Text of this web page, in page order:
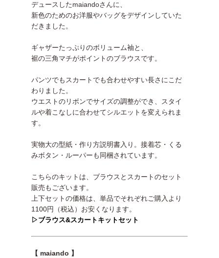
デュースしたmaiandoさんに、
新色のためのお洋服やバッグをデザインしていた
だきました。
ギャザーたっぷりのボリューム袖と、
裾の三角マチがポイントのブラウスです。
パンツでもスカートでも合わせやすい長さにこだ
わりました。
ウエストのリボンでサイズの調整ができ、スタイ
ルや着こなしに合わせてシルエットを変えられま
す。
実物大の型紙・作り方説明書入り。接着芯・くる
みボタン・ルーパーも同梱されています。
こちらのキットは、ブラウスとスカートのセット
販売もございます。
上下セットの価格は、単品でそれぞれご購入より
1100円（税込）お安くなります。
▷ブラウス&スカートキットセット
【 maiando 】